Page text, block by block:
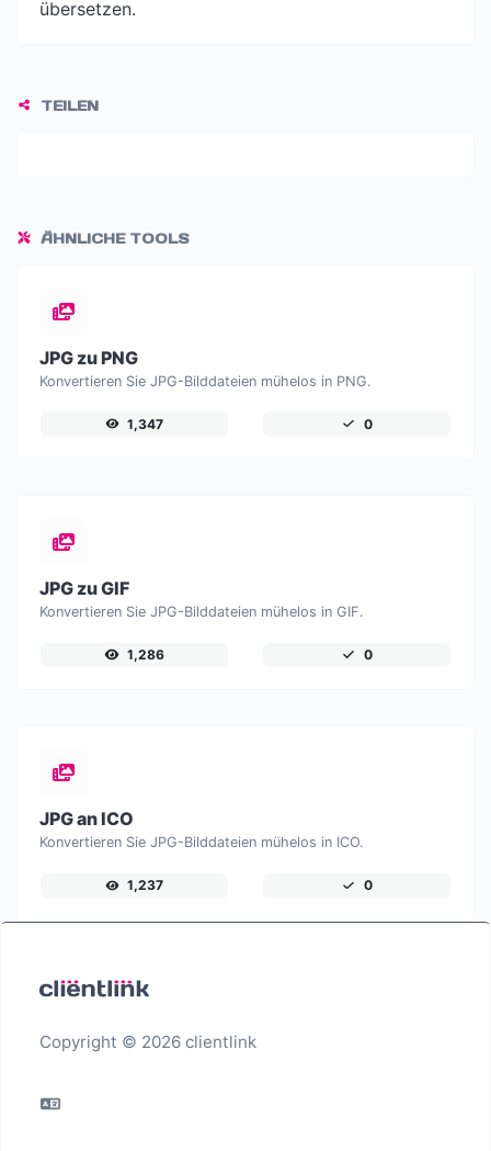
übersetzen.
TEILEN
ÄHNLICHE TOOLS
JPG zu PNG
Konvertieren Sie JPG-Bilddateien mühelos in PNG.
1,347 0
JPG zu GIF
Konvertieren Sie JPG-Bilddateien mühelos in GIF.
1,286 0
JPG an ICO
Konvertieren Sie JPG-Bilddateien mühelos in ICO.
1,237 0
Copyright © 2026 clientlink